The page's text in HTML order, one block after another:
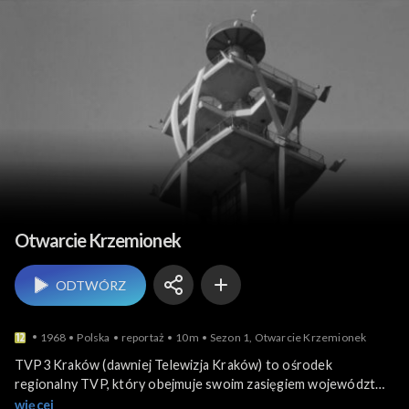
Otwarcie Krzemionek
ODTWÓRZ
1968 Polska reportaż 10m Sezon 1, Otwarcie Krzemionek
TVP3 Kraków (dawniej Telewizja Kraków) to ośrodek
regionalny TVP, który obejmuje swoim zasięgiem województwo
małopolskie z siedzibą główną w Krakowie oraz redakcjami
więcej